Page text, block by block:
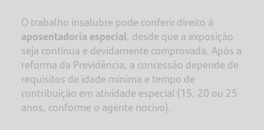
O trabalho insalubre pode conferir direito à
aposentadoria especial, desde que a exposição
seja contínua e devidamente comprovada. Após a
reforma da Previdência, a concessão depende de
requisitos de idade mínima e tempo de
contribuição em atividade especial (15, 20 ou 25
anos, conforme o agente nocivo).